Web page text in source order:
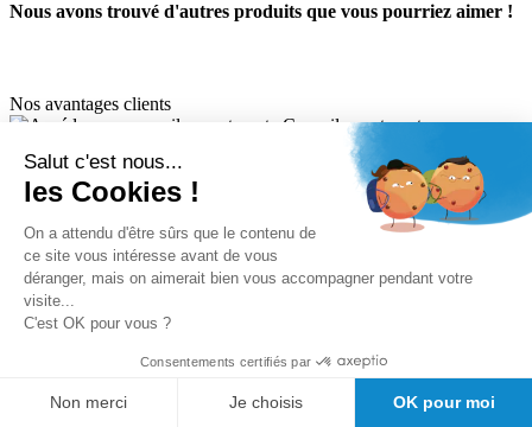
Nous avons trouvé d'autres produits que vous pourriez aimer !
Nos avantages clients
Conseil avant vente
Meilleurs prix du web
Expedition sous 24/48h
Des
milliers de références de marque au meilleur prix.
Satisfaction client Girodmedical
Inscrivez-vous à la newsletter et profitez de 5% de réduction
Salut c'est nous...
les Cookies !
On a attendu d'être sûrs que le contenu de
ce site vous intéresse avant de vous
déranger, mais on aimerait bien vous accompagner pendant votre
visite...
C'est OK pour vous ?
Consentements certifiés par
Non merci Je choisis OK pour moi